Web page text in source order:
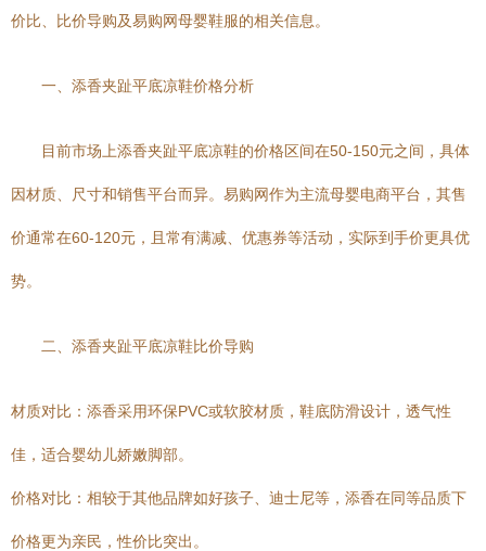
价比、比价导购及易购网母婴鞋服的相关信息。
一、添香夹趾平底凉鞋价格分析
目前市场上添香夹趾平底凉鞋的价格区间在50-150元之间，具体
因材质、尺寸和销售平台而异。易购网作为主流母婴电商平台，其售
价通常在60-120元，且常有满减、优惠券等活动，实际到手价更具优
势。
二、添香夹趾平底凉鞋比价导购
材质对比：添香采用环保PVC或软胶材质，鞋底防滑设计，透气性
佳，适合婴幼儿娇嫩脚部。
价格对比：相较于其他品牌如好孩子、迪士尼等，添香在同等品质下
价格更为亲民，性价比突出。